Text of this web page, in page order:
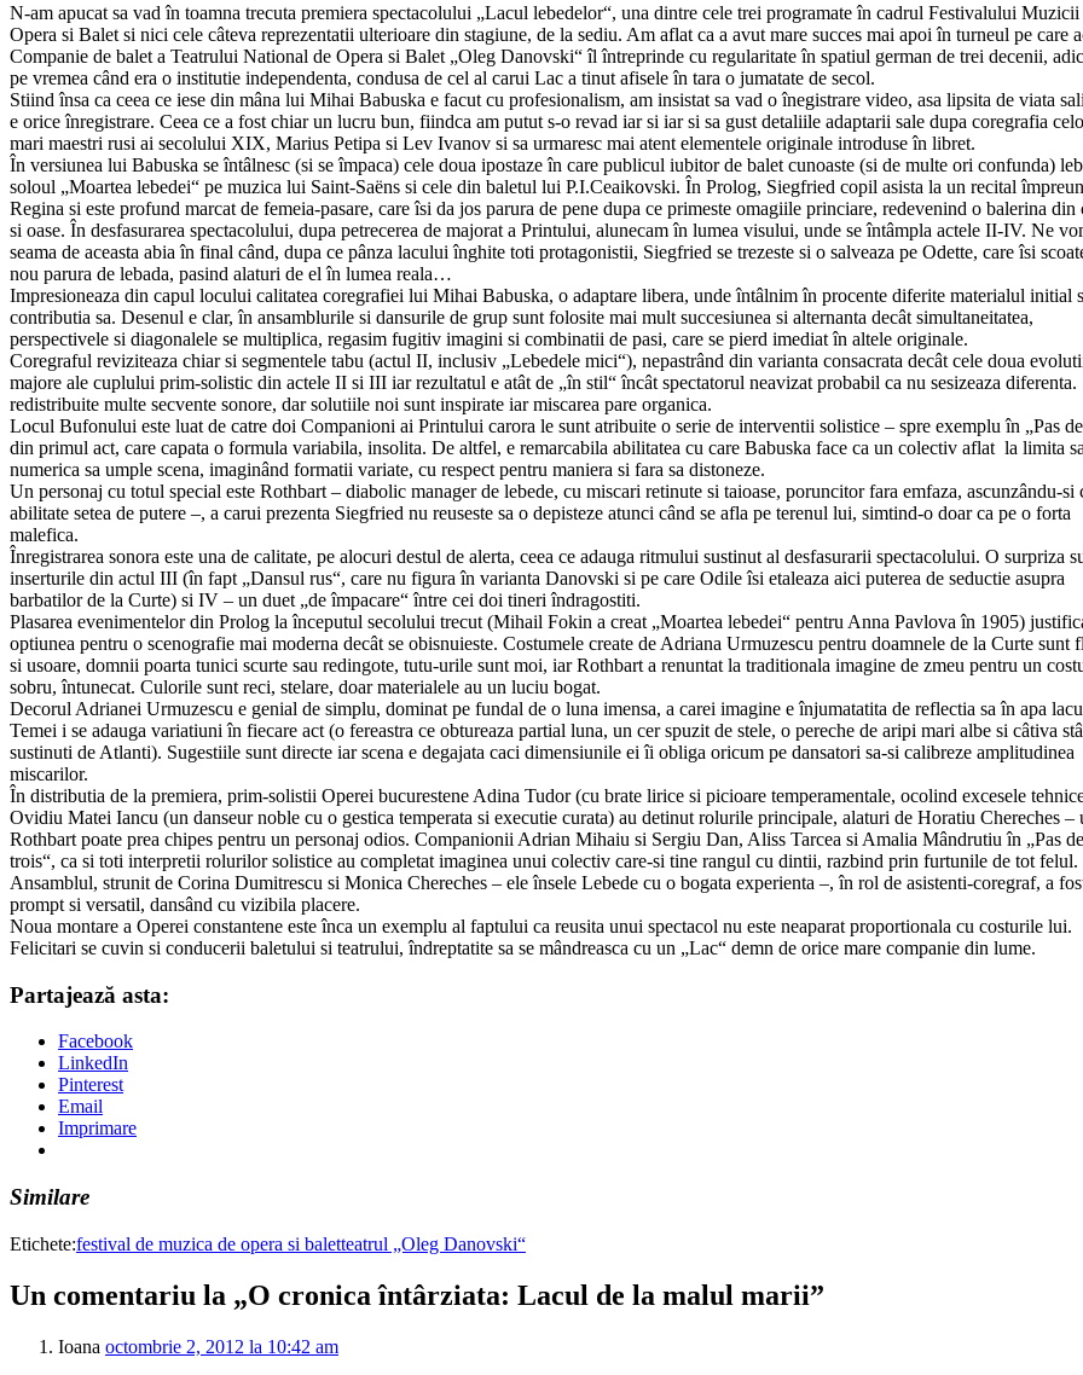
N-am apucat sa vad în toamna trecuta premiera spectacolului „Lacul lebedelor“, una dintre cele trei programate în cadrul Festivalului Muzicii
Opera si Balet si nici cele câteva reprezentatii ulterioare din stagiune, de la sediu. Am aflat ca a avut mare succes mai apoi în turneul pe care
Companie de balet a Teatrului National de Opera si Balet „Oleg Danovski“ îl întreprinde cu regularitate în spatiul german de trei decenii,
pe vremea când era o institutie independenta, condusa de cel al carui Lac a tinut afisele în tara o jumatate de secol.
Stiind însa ca ceea ce iese din mâna lui Mihai Babuska e facut cu profesionalism, am insistat sa vad o înegistrare video, asa lipsita de viata
e orice înregistrare. Ceea ce a fost chiar un lucru bun, fiindca am putut s-o revad iar si iar si sa gust detaliile adaptarii sale dupa coregrafia
mari maestri rusi ai secolului XIX, Marius Petipa si Lev Ivanov si sa urmaresc mai atent elementele originale introduse în libret.
În versiunea lui Babuska se întâlnesc (si se împaca) cele doua ipostaze în care publicul iubitor de balet cunoaste (si de multe ori confunda)
soloul „Moartea lebedei“ pe muzica lui Saint-Saëns si cele din baletul lui P.I.Ceaikovski. În Prolog, Siegfried copil asista la un recital
Regina si este profund marcat de femeia-pasare, care îsi da jos parura de pene dupa ce primeste omagiile princiare, redevenind o balerina din
si oase. În desfasurarea spectacolului, dupa petrecerea de majorat a Printului, alunecam în lumea visului, unde se întâmpla actele II-IV. Ne
seama de aceasta abia în final când, dupa ce pânza lacului înghite toti protagonistii, Siegfried se trezeste si o salveaza pe Odette, care îsi
nou parura de lebada, pasind alaturi de el în lumea reala…
Impresioneaza din capul locului calitatea coregrafiei lui Mihai Babuska, o adaptare libera, unde întâlnim în procente diferite materialul initial
contributia sa. Desenul e clar, în ansamblurile si dansurile de grup sunt folosite mai mult succesiunea si alternanta decât simultaneitatea,
perspectivele si diagonalele se multiplica, regasim fugitiv imagini si combinatii de pasi, care se pierd imediat în altele originale.
Coregraful reviziteaza chiar si segmentele tabu (actul II, inclusiv „Lebedele mici“), nepastrând din varianta consacrata decât cele doua
majore ale cuplului prim-solistic din actele II si III iar rezultatul e atât de „în stil“ încât spectatorul neavizat probabil ca nu sesizeaza diferenta.
redistribuite multe secvente sonore, dar solutiile noi sunt inspirate iar miscarea pare organica.
Locul Bufonului este luat de catre doi Companioni ai Printului carora le sunt atribuite o serie de interventii solistice – spre exemplu în „Pas
din primul act, care capata o formula variabila, insolita. De altfel, e remarcabila abilitatea cu care Babuska face ca un colectiv aflat la limita
numerica sa umple scena, imaginând formatii variate, cu respect pentru maniera si fara sa distoneze.
Un personaj cu totul special este Rothbart – diabolic manager de lebede, cu miscari retinute si taioase, poruncitor fara emfaza, ascunzându-si
abilitate setea de putere –, a carui prezenta Siegfried nu reuseste sa o depisteze atunci când se afla pe terenul lui, simtind-o doar ca pe o forta
malefica.
Înregistrarea sonora este una de calitate, pe alocuri destul de alerta, ceea ce adauga ritmului sustinut al desfasurarii spectacolului. O surpriza
inserturile din actul III (în fapt „Dansul rus“, care nu figura în varianta Danovski si pe care Odile îsi etaleaza aici puterea de seductie asupra
barbatilor de la Curte) si IV – un duet „de împacare“ între cei doi tineri îndragostiti.
Plasarea evenimentelor din Prolog la începutul secolului trecut (Mihail Fokin a creat „Moartea lebedei“ pentru Anna Pavlova în 1905)
optiunea pentru o scenografie mai moderna decât se obisnuieste. Costumele create de Adriana Urmuzescu pentru doamnele de la Curte sunt
si usoare, domnii poarta tunici scurte sau redingote, tutu-urile sunt moi, iar Rothbart a renuntat la traditionala imagine de zmeu pentru un
sobru, întunecat. Culorile sunt reci, stelare, doar materialele au un luciu bogat.
Decorul Adrianei Urmuzescu e genial de simplu, dominat pe fundal de o luna imensa, a carei imagine e înjumatatita de reflectia sa în apa
Temei i se adauga variatiuni în fiecare act (o fereastra ce obtureaza partial luna, un cer spuzit de stele, o pereche de aripi mari albe si câtiva
sustinuti de Atlanti). Sugestiile sunt directe iar scena e degajata caci dimensiunile ei îi obliga oricum pe dansatori sa-si calibreze amplitudinea
miscarilor.
În distributia de la premiera, prim-solistii Operei bucurestene Adina Tudor (cu brate lirice si picioare temperamentale, ocolind excesele
Ovidiu Matei Iancu (un danseur noble cu o gestica temperata si executie curata) au detinut rolurile principale, alaturi de Horatiu Chereches –
Rothbart poate prea chipes pentru un personaj odios. Companionii Adrian Mihaiu si Sergiu Dan, Aliss Tarcea si Amalia Mândrutiu în „Pas de
trois“, ca si toti interpretii rolurilor solistice au completat imaginea unui colectiv care-si tine rangul cu dintii, razbind prin furtunile de tot felul.
Ansamblul, strunit de Corina Dumitrescu si Monica Chereches – ele însele Lebede cu o bogata experienta –, în rol de asistenti-coregraf, a
prompt si versatil, dansând cu vizibila placere.
Noua montare a Operei constantene este înca un exemplu al faptului ca reusita unui spectacol nu este neaparat proportionala cu costurile lui.
Felicitari se cuvin si conducerii baletului si teatrului, îndreptatite sa se mândreasca cu un „Lac“ demn de orice mare companie din lume.
Partajează asta:
Facebook
LinkedIn
Pinterest
Email
Imprimare
Similare
Etichete:festival de muzica de opera si baletteatrul „Oleg Danovski“
Un comentariu la „O cronica întârziata: Lacul de la malul marii”
Ioana octombrie 2, 2012 la 10:42 am